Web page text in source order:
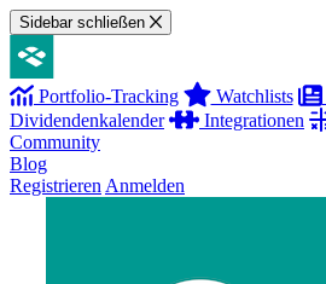
Sidebar schließen
Portfolio-Tracking Watchlists
Dividendenkalender
Integrationen
Community
Blog
Registrieren Anmelden